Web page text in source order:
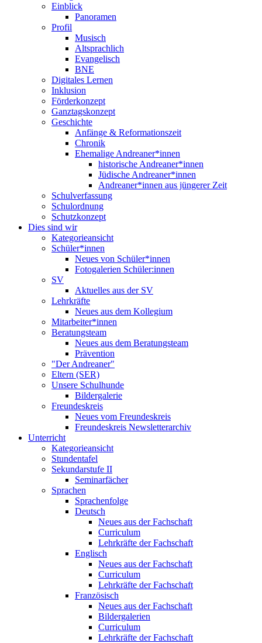
Einblick
Panoramen
Profil
Musisch
Altsprachlich
Evangelisch
BNE
Digitales Lernen
Inklusion
Förderkonzept
Ganztagskonzept
Geschichte
Anfänge & Reformationszeit
Chronik
Ehemalige Andreaner*innen
historische Andreaner*innen
Jüdische Andreaner*innen
Andreaner*innen aus jüngerer Zeit
Schulverfassung
Schulordnung
Schutzkonzept
Dies sind wir
Kategorieansicht
Schüler*innen
Neues von Schüler*innen
Fotogalerien Schüler:innen
SV
Aktuelles aus der SV
Lehrkräfte
Neues aus dem Kollegium
Mitarbeiter*innen
Beratungsteam
Neues aus dem Beratungsteam
Prävention
"Der Andreaner"
Eltern (SER)
Unsere Schulhunde
Bildergalerie
Freundeskreis
Neues vom Freundeskreis
Freundeskreis Newsletterarchiv
Unterricht
Kategorieansicht
Stundentafel
Sekundarstufe II
Seminarfächer
Sprachen
Sprachenfolge
Deutsch
Neues aus der Fachschaft
Curriculum
Lehrkräfte der Fachschaft
Englisch
Neues aus der Fachschaft
Curriculum
Lehrkräfte der Fachschaft
Französisch
Neues aus der Fachschaft
Bildergalerien
Curriculum
Lehrkräfte der Fachschaft